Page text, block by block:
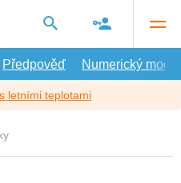
Předpověď Numerický model
letními teplotami